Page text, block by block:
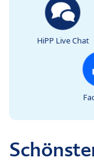
HiPP Live Chat